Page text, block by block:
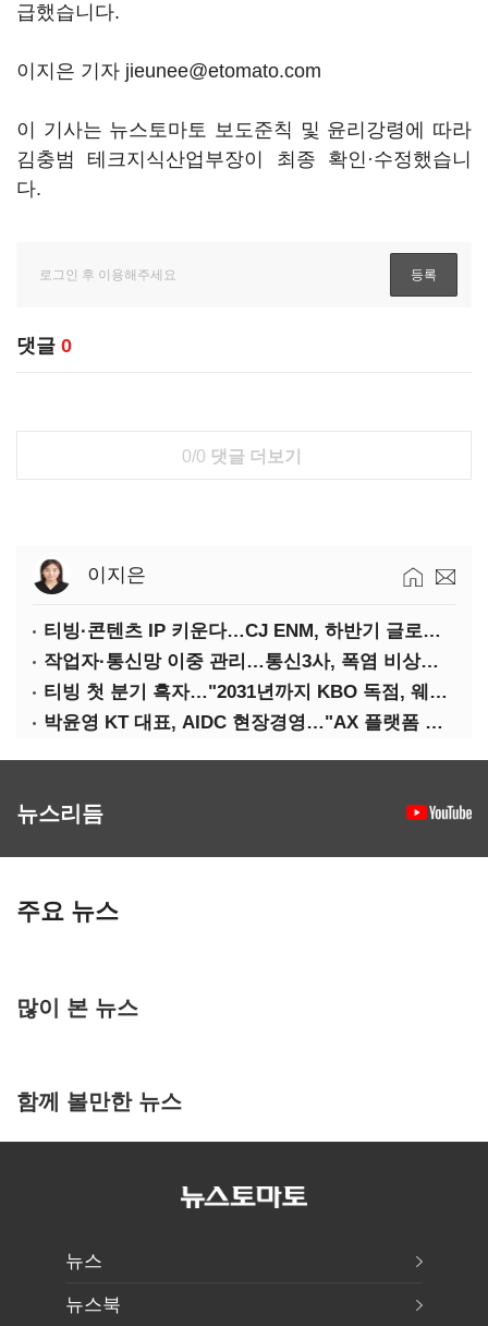
급했습니다.
이지은 기자 jieunee@etomato.com
이 기사는 뉴스토마토 보도준칙 및 윤리강령에 따라
김충범 테크지식산업부장이 최종 확인·수정했습니
다.
댓글 0
0/0 댓글 더보기
이지은
티빙·콘텐츠 IP 키운다…CJ ENM, 하반기 글로벌 확장 가속
작업자·통신망 이중 관리…통신3사, 폭염 비상대응 돌입
티빙 첫 분기 흑자…"2031년까지 KBO 독점, 웨이브 합병도 속도"
박윤영 KT 대표, AIDC 현장경영…"AX 플랫폼 핵심 인프라로 키운다"
뉴스리듬
주요 뉴스
많이 본 뉴스
함께 볼만한 뉴스
뉴스
뉴스북